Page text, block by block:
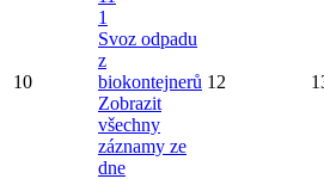
10
1
Svoz odpadu
z
biokontejnerů
Zobrazit
všechny
záznamy ze
dne
12